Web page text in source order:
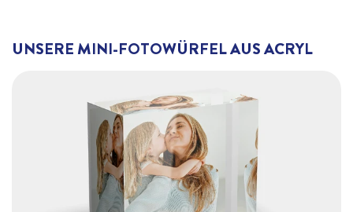
UNSERE MINI-FOTOWÜRFEL AUS ACRYL